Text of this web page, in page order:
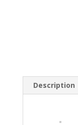
Description